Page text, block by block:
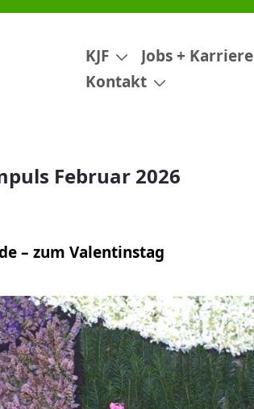
KJF Jobs + Karriere
Kontakt
Februar 2026
– zum Valentinstag